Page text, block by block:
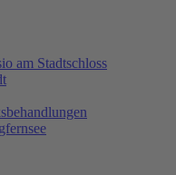
am Stadtschloss